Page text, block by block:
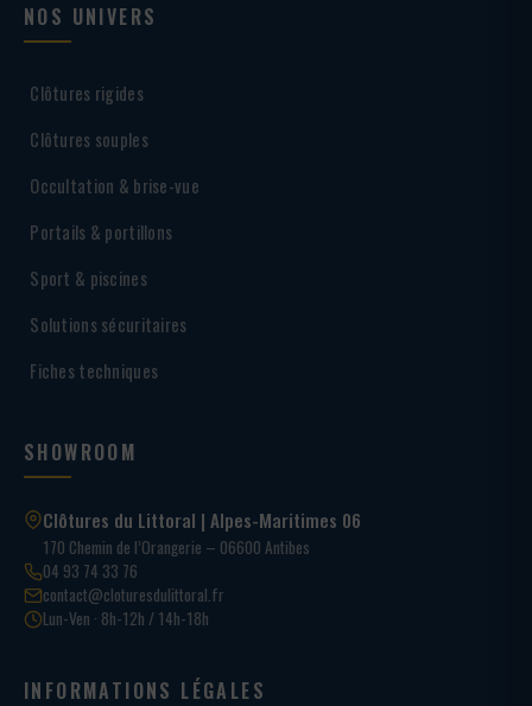
NOS UNIVERS
Clôtures rigides
Clôtures souples
Occultation & brise-vue
Portails & portillons
Sport & piscines
Solutions sécuritaires
Fiches techniques
SHOWROOM
Clôtures du Littoral | Alpes-Maritimes 06
170 Chemin de l’Orangerie – 06600 Antibes
04 93 74 33 76
contact@cloturesdulittoral.fr
Lun-Ven · 8h-12h / 14h-18h
INFORMATIONS LÉGALES